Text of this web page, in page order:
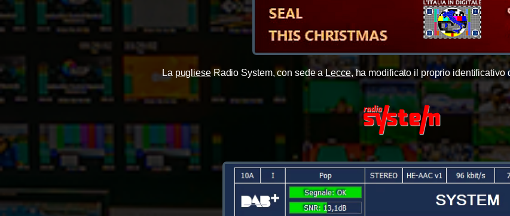
La puglieseRadio System, con sede aLecce, ha modificato il proprio identificativo